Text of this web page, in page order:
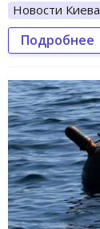
Новости Киева
Подробнее